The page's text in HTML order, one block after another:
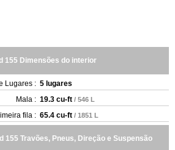
155 Dimensões do interior
Lugares : 5 lugares
Mala : 19.3 cu-ft / 546 L
fila : 65.4 cu-ft / 1851 L
155 Travões, Pneus, Direção e Suspensão